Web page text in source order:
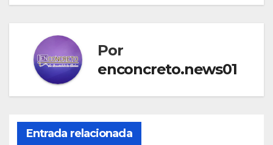
Por
enconcreto.news01
Entrada relacionada